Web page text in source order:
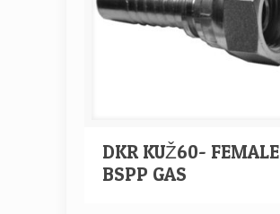
DKR KUŽ60- FEMALE
BSPP GAS